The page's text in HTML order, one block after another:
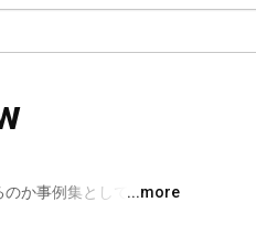
か事例集としてご覧く
...more